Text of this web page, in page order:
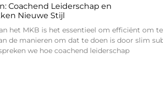
Coachend Leiderschap en
Nieuwe Stijl
het MKB is het essentieel om efficiënt om
de manieren om dat te doen is door slim
we hoe coachend leiderschap